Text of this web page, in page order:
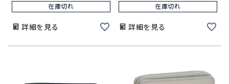
在庫切れ
詳細を見る
在庫切れ
詳細を見る